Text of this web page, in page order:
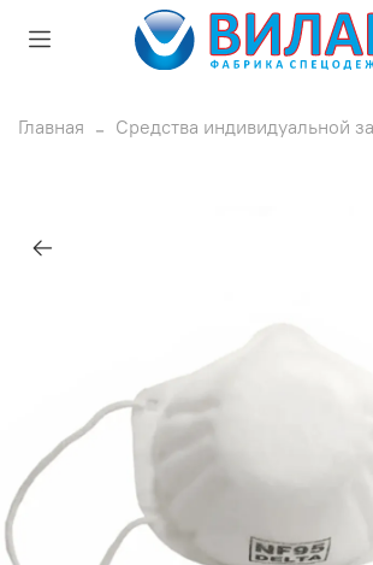
Главная Средства индивидуальной